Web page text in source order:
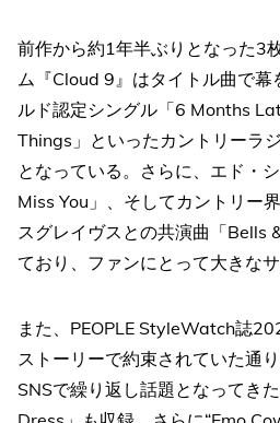
前作から約1年半ぶりとなった3
ム『Cloud 9』はタイトル曲で
ルド認定シングル「6 Months
Things」といったカントリーラ
となっている。さらに、エド・
Miss You」、そしてカントリー
スグレイヴスとの共演曲「Bells
ており、ファンにとって大きな
また、PEOPLE StyleWatch誌
ストーリーで約束されていた通
SNSで繰り返し話題となってき